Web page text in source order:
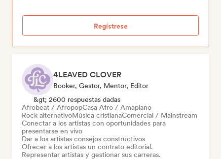
Regístrese
4LEAVED CLOVER
Booker, Gestor, Mentor, Editor
&gt; 2600 respuestas dadas
Afrobeat / AfropopCasa Afro / Amapiano
Rock alternativoMúsica cristianaComercial / Mainstream
Conectar a los artistas con oportunidades para
presentarse en vivo
Dar a los artistas consejos constructivos
Ofrecer a los artistas un contrato editorial.
Representar artistas y gestionar sus carreras.